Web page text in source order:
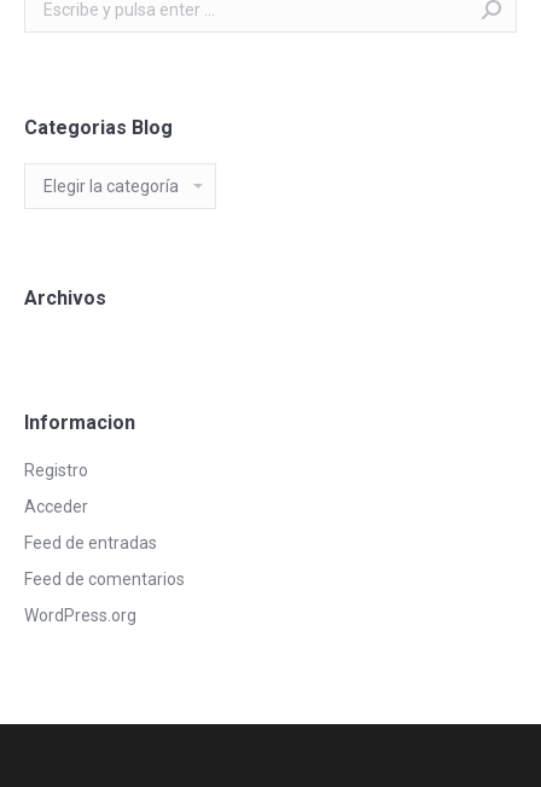
Categorias Blog
Blog
Archivos
Informacion
Registro
Acceder
Feed de entradas
Feed de comentarios
WordPress.org